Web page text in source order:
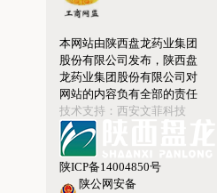
本网站由陕西盘龙药业集团
股份有限公司发布，陕西盘
龙药业集团股份有限公司对
网站的内容负有全部的责任
技术支持：西安文菲科技
陕ICP备14004850号
陕公网安备